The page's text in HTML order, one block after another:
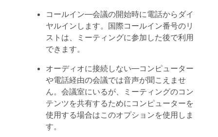
コールイン—会議の開始時に電話からダイ
ヤルインします。国際コールイン番号のリ
ストは、ミーティングに参加した後で利用
できます。
オーディオに接続しない—コンピューター
や電話経由の会議では音声が聞こえませ
ん。会議室にいるが、ミーティングのコン
テンツを共有するためにコンピューターを
使用する場合はこのオプションを使用しま
す。